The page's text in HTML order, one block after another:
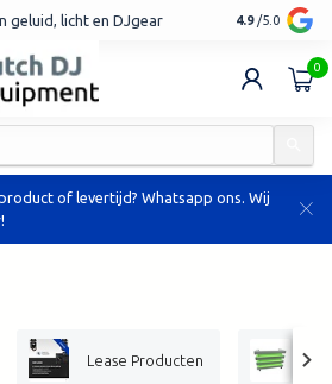
geluid, licht en DJgear Tot 7 jaar
4.9 /5.0
0
of levertijd? Whatsapp ons. Wij
Lease Producten DJ